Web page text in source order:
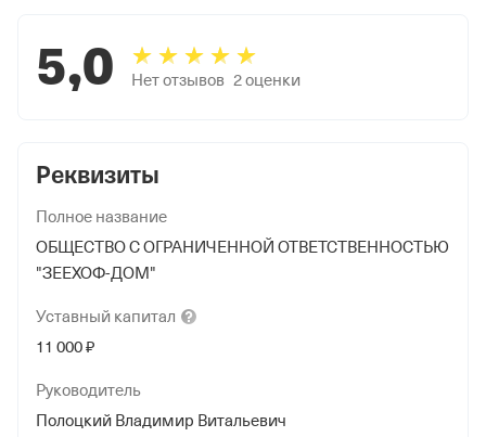
Реквизиты
Полное название
ОБЩЕСТВО С ОГРАНИЧЕННОЙ ОТВЕТСТВЕННОСТЬЮ
"ЗЕЕХОФ-ДОМ"
Уставный капитал
11 000 ₽
Руководитель
Полоцкий Владимир Витальевич
5,0 Нет отзывов 2оценки